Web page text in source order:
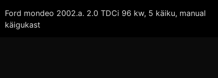
Ford mondeo 2002.a. 2.0 TDCi 96 kw, 5 käiku, manual
käigukast